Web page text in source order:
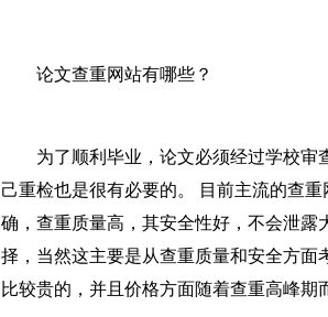
论文查重网站有哪些？
为了顺利毕业，论文必须经过学校审
己重检也是很有必要的。 目前主流的查
确，查重质量高，其安全性好，不会泄
择，当然这主要是从查重质量和安全方
比较贵的，并且价格方面随着查重高峰期